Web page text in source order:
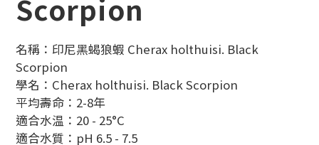
Scorpion
名稱：印尼黑蝎狼蝦 Cherax holthuisi. Black
Scorpion
學名：Cherax holthuisi. Black Scorpion
平均壽命：2-8年
適合水温：20 - 25°C
適合水質：pH 6.5 - 7.5